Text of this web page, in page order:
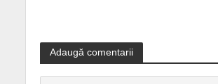
Adaugă comentarii